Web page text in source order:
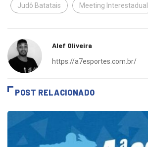
Judô Batatais Meeting Interestadual
Alef Oliveira
https://a7esportes.com.br/
POST RELACIONADO